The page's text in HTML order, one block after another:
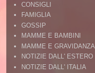
CONSIGLI
FAMIGLIA
GOSSIP
MAMME E BAMBINI
MAMME E GRAVIDANZA
NOTIZIE DALL' ESTERO
NOTIZIE DALL' ITALIA